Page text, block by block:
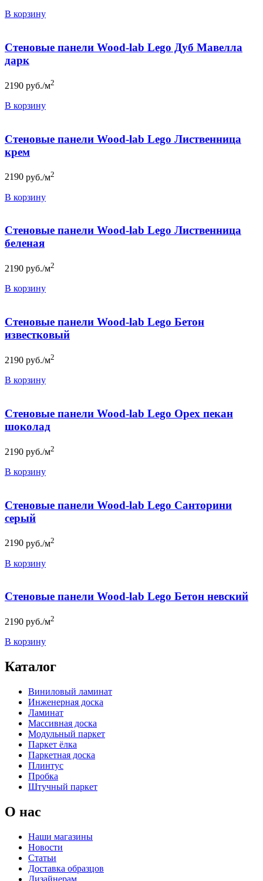
В корзину
Стеновые панели Wood-lab Lego Дуб Мавелла
дарк
2190 руб./м2
В корзину
Стеновые панели Wood-lab Lego Лиственница
крем
2190 руб./м2
В корзину
Стеновые панели Wood-lab Lego Лиственница
беленая
2190 руб./м2
В корзину
Стеновые панели Wood-lab Lego Бетон
известковый
2190 руб./м2
В корзину
Стеновые панели Wood-lab Lego Орех пекан
шоколад
2190 руб./м2
В корзину
Стеновые панели Wood-lab Lego Санторини
серый
2190 руб./м2
В корзину
Стеновые панели Wood-lab Lego Бетон невский
2190 руб./м2
В корзину
Каталог
Виниловый ламинат
Инженерная доска
Ламинат
Массивная доска
Модульный паркет
Паркет ёлка
Паркетная доска
Плинтус
Пробка
Штучный паркет
О нас
Наши магазины
Новости
Статьи
Доставка образцов
Дизайнерам